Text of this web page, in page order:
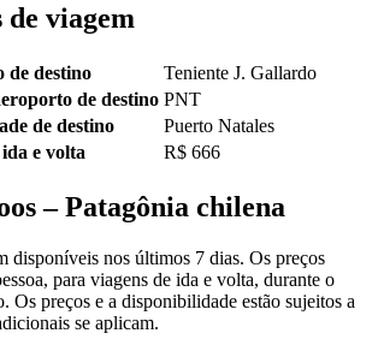
viagem
de destino
Teniente J. Gallardo
de destino PNT
de destino
Puerto Natales
e volta
R$ 666
– Patagônia chilena
disponíveis nos últimos 7 dias. Os preços
para viagens de ida e volta, durante o
Os preços e a disponibilidade estão sujeitos a
se aplicam.